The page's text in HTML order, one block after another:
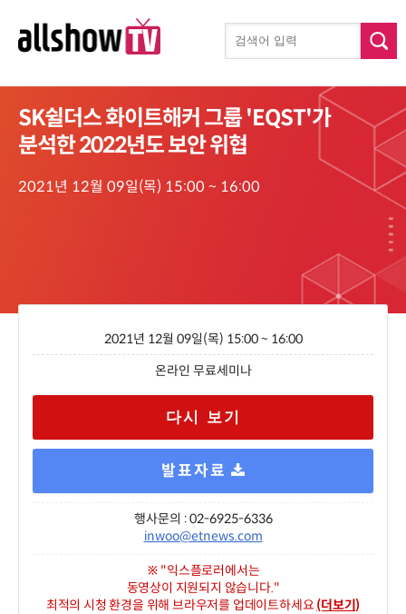
SK쉴더스 화이트해커 그룹 'EQST'가
분석한 2022년도 보안 위협
2021년 12월 09일(목) 15:00 ~ 16:00
2021년 12월 09일(목) 15:00 ~ 16:00
온라인 무료세미나
다시 보기
발표자료
행사문의 : 02-6925-6336
inwoo@etnews.com
※ "익스플로러에서는
동영상이 지원되지 않습니다."
최적의 시청 환경을 위해 브라우저를 업데이트하세요 (더보기)